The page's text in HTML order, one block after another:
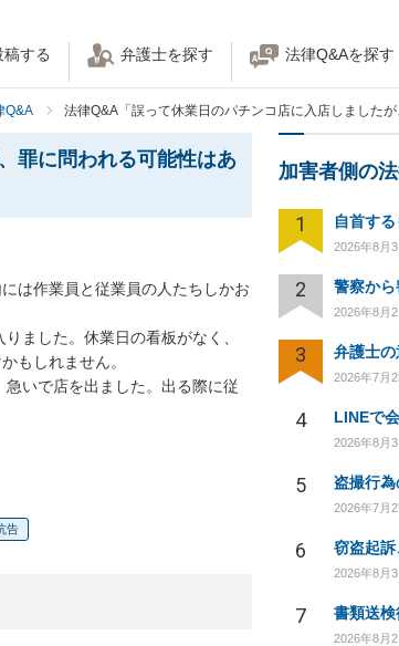
する 弁護士を探す 法律Q&Aを探す
Q&A 法律Q&A「誤って休業日のパチンコ店に入店しました
罪に問われる可能性はあ
は作業員と従業員の人たちしかお
もしれません。
告
加害者側の
1
2026年8月3
2
2026年8月2
3
2026年7月
4
2026年8月3
5
2026年7月
6 窃盗起訴
2026年8月3
7
2026年8月2